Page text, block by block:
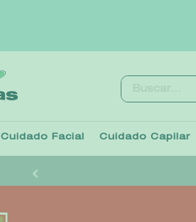
Buscar...
Cuidado Facial Cuidado Capilar
1.
3.